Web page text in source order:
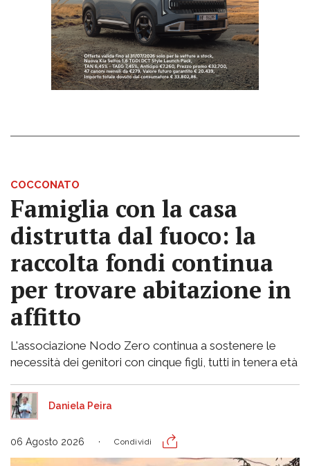
COCCONATO
Famiglia con la casa
distrutta dal fuoco: la
raccolta fondi continua
per trovare abitazione in
affitto
L'associazione Nodo Zero continua a sostenere le
necessità dei genitori con cinque figli, tutti in tenera età
Daniela Peira
06 Agosto 2026 Condividi